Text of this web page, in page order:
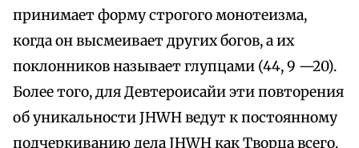
принимает форму строгого монотеизма,
когда он высмеивает других богов, а их
поклонников называет глупцами (44, 9 —20).
Более того, для Девтероисайи эти повторения
об уникальности JHWH ведут к постоянному
подчеркиванию дела JHWH как Творца всего.